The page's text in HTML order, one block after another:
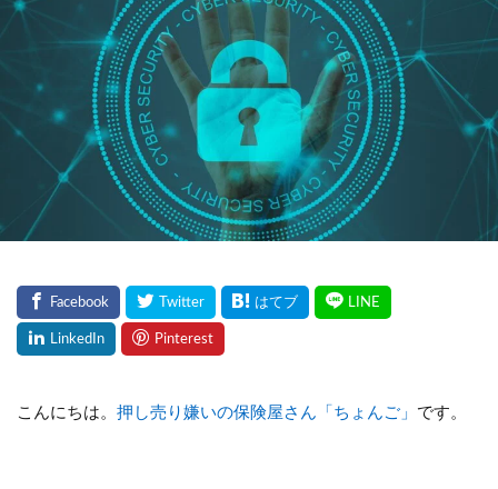
こんにちは。 押し売り嫌いの保険屋さん「ちょんご」 です。